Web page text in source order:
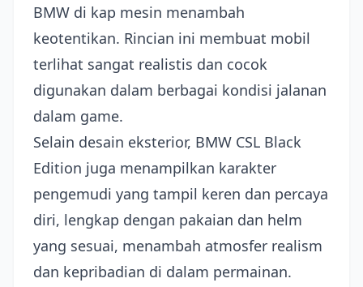
BMW di kap mesin menambah
keotentikan. Rincian ini membuat mobil
terlihat sangat realistis dan cocok
digunakan dalam berbagai kondisi jalanan
dalam game.
Selain desain eksterior, BMW CSL Black
Edition juga menampilkan karakter
pengemudi yang tampil keren dan percaya
diri, lengkap dengan pakaian dan helm
yang sesuai, menambah atmosfer realism
dan kepribadian di dalam permainan.